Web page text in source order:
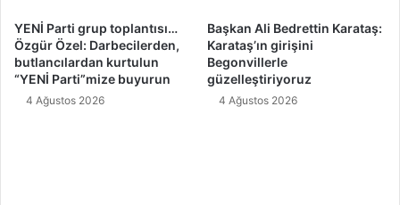
YENİ Parti grup toplantısı…
Özgür Özel: Darbecilerden,
butlancılardan kurtulun
“YENİ Parti”mize buyurun
4 Ağustos 2026
Başkan Ali Bedrettin Karataş:
Karataş’ın girişini
Begonvillerle
güzelleştiriyoruz
4 Ağustos 2026